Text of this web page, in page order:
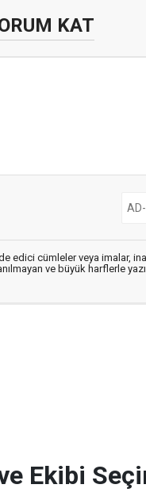
KAT
edici cümleler veya imalar,
ve büyük harflerle
Ekibi